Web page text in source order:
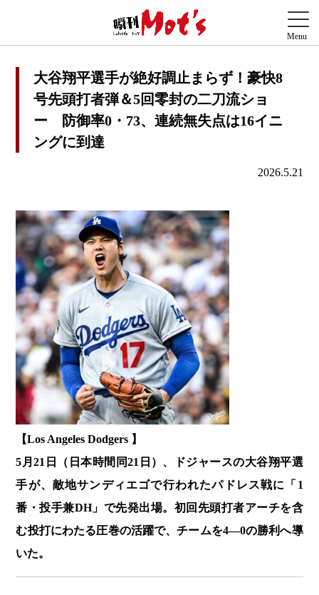
大谷翔平選手が絶好調止まらず！豪快8
号先頭打者弾＆5回零封の二刀流ショ
ー 防御率0・73、連続無失点は16イニ
ングに到達
2026.5.21
【Los Angeles Dodgers 】
5月21日（日本時間同21日）、ドジャースの大谷翔平選
手が、敵地サンディエゴで行われたパドレス戦に「1
番・投手兼DH」で先発出場。初回先頭打者アーチを含
む投打にわたる圧巻の活躍で、チームを4―0の勝利へ導
いた。